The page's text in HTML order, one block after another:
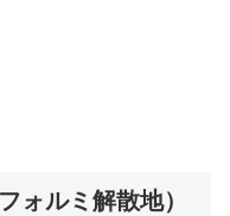
ォルミ解散地）